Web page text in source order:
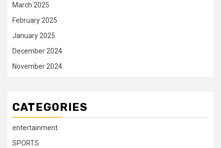
March 2025
February 2025
January 2025
December 2024
November 2024
CATEGORIES
entertainment
SPORTS